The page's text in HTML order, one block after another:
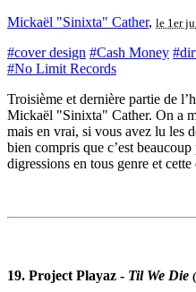
Mickaël "Sinixta" Cather, le 1er
#cover design #Cash Money
#No Limit Records
Troisième et dernière partie de
Mickaël "Sinixta" Cather. On a
mais en vrai, si vous avez lu les
bien compris que c’est
digressions en tous genre et
19. Project Playaz - Til We Die